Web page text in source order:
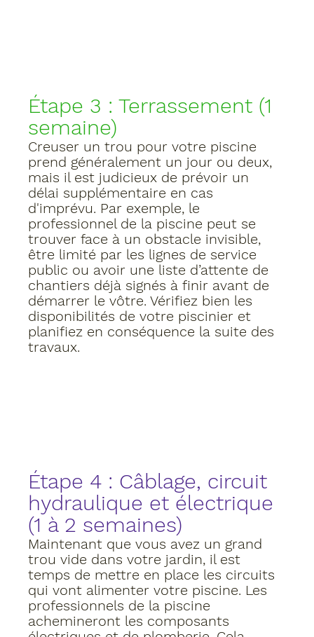
Étape 3 : Terrassement (1
semaine)
Creuser un trou pour votre piscine
prend généralement un jour ou deux,
mais il est judicieux de prévoir un
délai supplémentaire en cas
d'imprévu. Par exemple, le
professionnel de la piscine peut se
trouver face à un obstacle invisible,
être limité par les lignes de service
public ou avoir une liste d’attente de
chantiers déjà signés à finir avant de
démarrer le vôtre. Vérifiez bien les
disponibilités de votre piscinier et
planifiez en conséquence la suite des
travaux.
Étape 4 : Câblage, circuit
hydraulique et électrique
(1 à 2 semaines)
Maintenant que vous avez un grand
trou vide dans votre jardin, il est
temps de mettre en place les circuits
qui vont alimenter votre piscine. Les
professionnels de la piscine
achemineront les composants